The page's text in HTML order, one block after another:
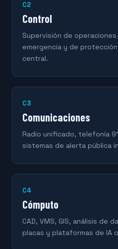
C2
Control
Supervisión de
emergencia y de
central.
C3
Comunicaciones
Radio unificado, telefonía
sistemas de alerta pública
C4
Cómputo
CAD, VMS, GIS, análisis de
placas y plataformas de IA